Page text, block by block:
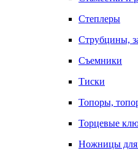
Степлеры
Струбцины,
Съемники
Тиски
Топоры,
Торцевые
Ножницы для